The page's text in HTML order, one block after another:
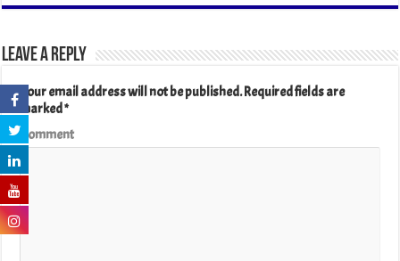
Leave a Reply
Your email address will not be published.Required fields are
marked*
Comment